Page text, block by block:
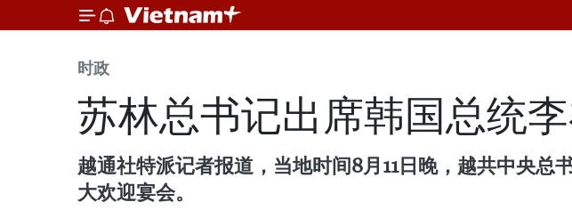
时政
苏林总书记出席韩国总统
越通社特派记者报道，当地时间8月11日晚，越共中央
大欢迎宴会。